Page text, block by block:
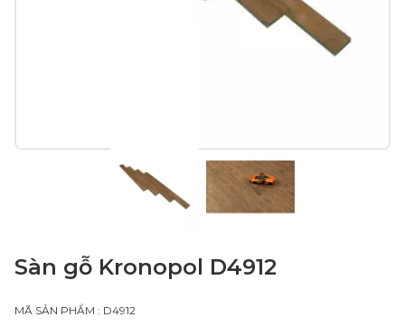
Sàn gỗ Kronopol D4912
MÃ SẢN PHẨM : D4912